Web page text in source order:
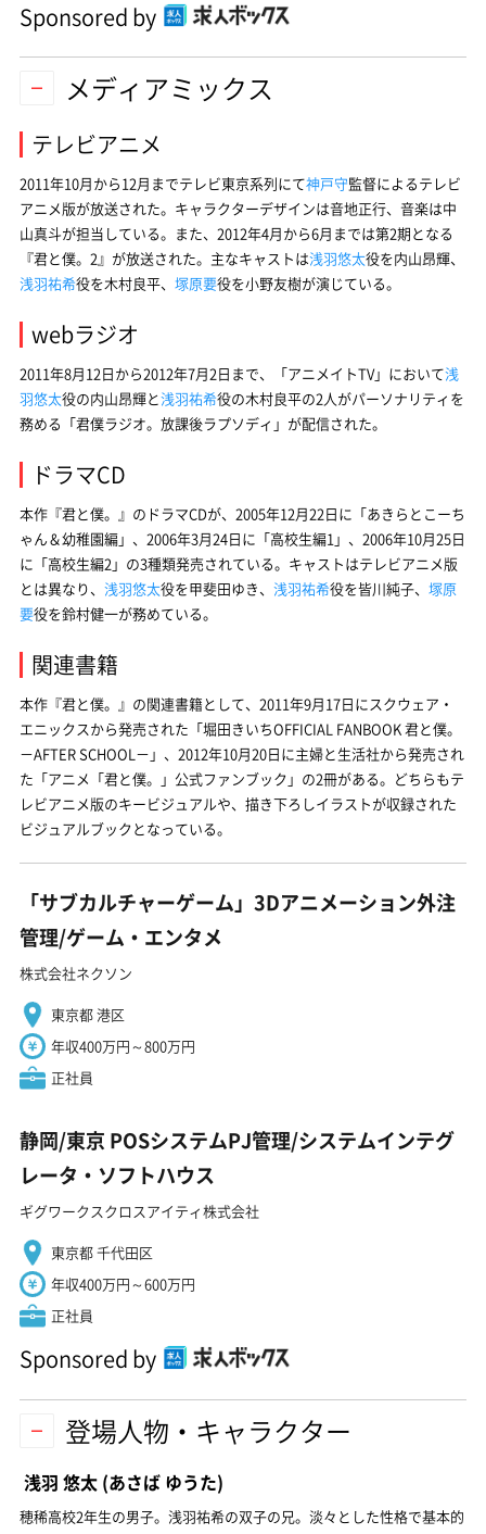
Sponsored by
メディアミックス
テレビアニメ
2011年10月から12月までテレビ東京系列にて神戸守監督によるテレビ
アニメ版が放送された。キャラクターデザインは音地正行、音楽は中
山真斗が担当している。また、2012年4月から6月までは第2期となる
『君と僕。2』が放送された。主なキャストは浅羽悠太役を内山昂輝、
浅羽祐希役を木村良平、 塚原要役を小野友樹が演じている。
webラジオ
2011年8月12日から2012年7月2日まで、「アニメイトTV」において浅
羽悠太役の内山昂輝と浅羽祐希役の木村良平の2人がパーソナリティを
務める「君僕ラジオ。放課後ラプソディ」が配信された。
ドラマCD
本作『君と僕。』のドラマCDが、2005年12月22日に「あきらとこーち
ゃん＆幼稚園編」、2006年3月24日に「高校生編1」、2006年10月25日
に「高校生編2」の3種類発売されている。キャストはテレビアニメ版
とは異なり、 浅羽悠太役を甲斐田ゆき、 浅羽祐希役を皆川純子、 塚原
要役を鈴村健一が務めている。
関連書籍
本作『君と僕。』の関連書籍として、2011年9月17日にスクウェア・
エニックスから発売された「堀田きいちOFFICIAL FANBOOK 君と僕。
－AFTER SCHOOL－」、2012年10月20日に主婦と生活社から発売され
た「アニメ「君と僕。」公式ファンブック」の2冊がある。どちらもテ
レビアニメ版のキービジュアルや、描き下ろしイラストが収録された
ビジュアルブックとなっている。
「サブカルチャーゲーム」3Dアニメーション外注
管理/ゲーム・エンタメ
株式会社ネクソン
東京都 港区
年収400万円～800万円
正社員
静岡/東京 POSシステムPJ管理/システムインテグ
レータ・ソフトハウス
ギグワークスクロスアイティ株式会社
東京都 千代田区
年収400万円～600万円
正社員
Sponsored by
登場人物・キャラクター
浅羽 悠太 (あさば ゆうた)
穂稀高校2年生の男子。浅羽祐希の双子の兄。淡々とした性格で基本的